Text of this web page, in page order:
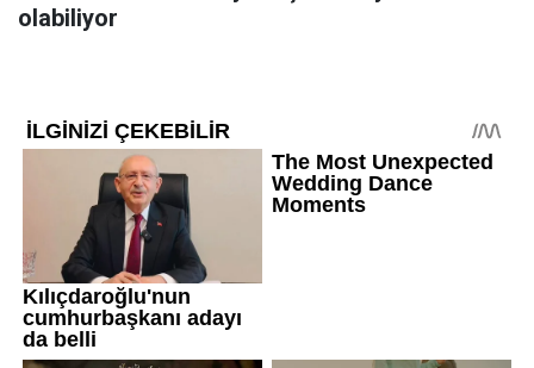
olabiliyor